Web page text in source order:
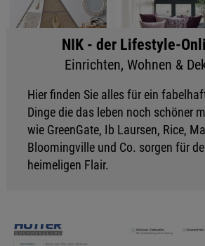
NIK - der Lifestyle-
Einrichten, Wohnen &
Hier finden Sie alles für ein
Dinge die das leben noch schöner
wie GreenGate, Ib Laursen, Rice,
Bloomingville und Co. sorgen für
heimeligen Flair.